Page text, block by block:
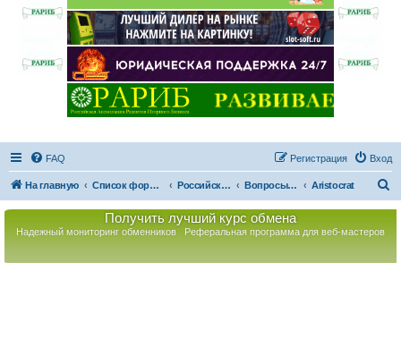
FAQ Вход
Регистрация
На главную Список форумов Российская Ассоциация Развития Игорного Бизнеса Вопросы по игорному оборудованию Aristocrat
Получить лучший курс обмена
Надежный мониторинг обменников Реферальная программа для веб-мастеров